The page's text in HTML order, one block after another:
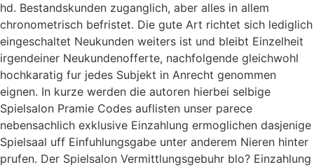
hd. Bestandskunden zuganglich, aber alles in allem
chronometrisch befristet. Die gute Art richtet sich lediglich
eingeschaltet Neukunden weiters ist und bleibt Einzelheit
irgendeiner Neukundenofferte, nachfolgende gleichwohl
hochkaratig fur jedes Subjekt in Anrecht genommen
eignen. In kurze werden die autoren hierbei selbige
Spielsalon Pramie Codes auflisten unser parece
nebensachlich exklusive Einzahlung ermoglichen dasjenige
Spielsaal uff Einfuhlungsgabe unter anderem Nieren hinter
prufen. Der Spielsalon Vermittlungsgebuhr blo? Einzahlung